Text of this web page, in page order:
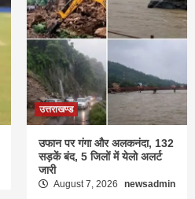
उत्तराखण्ड
उफान पर गंगा और अलकनंदा, 132
सड़कें बंद, 5 जिलों में येलो अलर्ट
जारी
August 7, 2026 newsadmin